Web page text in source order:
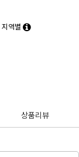
지역별
상품리뷰